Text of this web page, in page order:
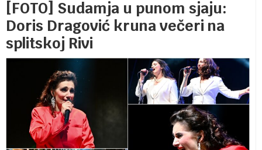
[FOTO] Sudamja u punom sjaju:
Doris Dragović kruna večeri na
splitskoj Rivi